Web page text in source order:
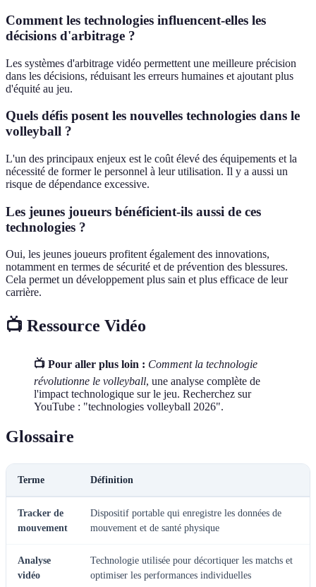
Comment les technologies influencent-elles les
décisions d'arbitrage ?
Les systèmes d'arbitrage vidéo permettent une meilleure précision
dans les décisions, réduisant les erreurs humaines et ajoutant plus
d'équité au jeu.
Quels défis posent les nouvelles technologies dans le
volleyball ?
L'un des principaux enjeux est le coût élevé des équipements et la
nécessité de former le personnel à leur utilisation. Il y a aussi un
risque de dépendance excessive.
Les jeunes joueurs bénéficient-ils aussi de ces
technologies ?
Oui, les jeunes joueurs profitent également des innovations,
notamment en termes de sécurité et de prévention des blessures.
Cela permet un développement plus sain et plus efficace de leur
carrière.
📺 Ressource Vidéo
📺 Pour aller plus loin : Comment la technologie
révolutionne le volleyball, une analyse complète de
l'impact technologique sur le jeu. Recherchez sur
YouTube : "technologies volleyball 2026".
Glossaire
Terme Définition
Tracker de
mouvement
Dispositif portable qui enregistre les données de
mouvement et de santé physique
Analyse
vidéo
Technologie utilisée pour décortiquer les matchs et
optimiser les performances individuelles